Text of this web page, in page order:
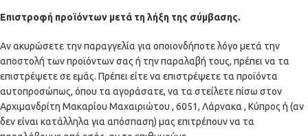
Επιστροφή προϊόντων μετά τη λήξη της σύμβασης.
Αν ακυρώσετε την παραγγελία για οποιονδήποτε λόγο μετά την
αποστολή των προϊόντων σας ή την παραλαβή τους, πρέπει να τα
επιστρέψετε σε εμάς. Πρέπει είτε να επιστρέψετε τα προϊόντα
αυτοπροσώπως, όπου τα αγοράσατε, να τα στείλετε πίσω στον
Αρχιμανδρίτη Μακαρίου Μαχαιριώτου , 6051, Λάρνακα , Κύπρος ή (αν
δεν είναι κατάλληλα για απόσπαση) μας επιτρέπουν να τα